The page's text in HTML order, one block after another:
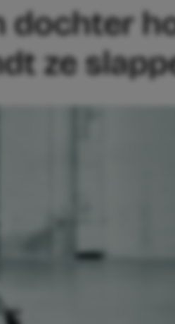
dochter
ze